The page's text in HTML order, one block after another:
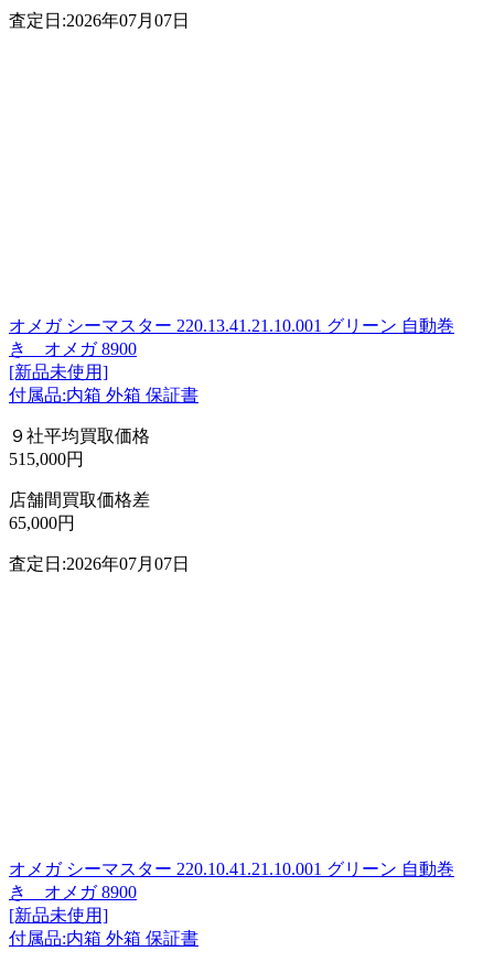
査定日:2026年07月07日
オメガ シーマスター 220.13.41.21.10.001 グリーン 自動巻
き オメガ 8900
[新品未使用]
付属品:内箱 外箱 保証書
９社平均買取価格
515,000円
店舗間買取価格差
65,000円
査定日:2026年07月07日
オメガ シーマスター 220.10.41.21.10.001 グリーン 自動巻
き オメガ 8900
[新品未使用]
付属品:内箱 外箱 保証書